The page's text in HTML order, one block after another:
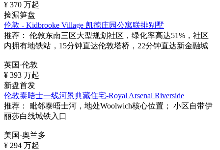
¥ 370 万起
捡漏笋盘
伦敦 - Kidbrooke Village 凯德庄园公寓联排别墅
推荐：
伦敦东南三区大型规划社区，绿化率高达51%，社区
内拥有地铁站，15分钟直达伦敦塔桥，22分钟直达新金融城
英国·伦敦
¥ 393 万起
新盘首发
伦敦泰晤士一线河景典藏住宅-Royal Arsenal Riverside
推荐：
毗邻泰晤士河，地处Woolwich核心位置； 小区自带伊
丽莎白线城铁入口
美国·奥兰多
¥ 294 万起